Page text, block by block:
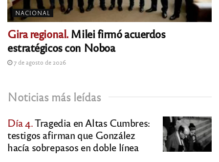
NACIONAL
Gira regional.Milei firmó acuerdos
estratégicos con Noboa
7 de agosto de 2026
Noticias más leídas
Día 4.Tragedia en Altas Cumbres:
testigos afirman que González
hacía sobrepasos en doble línea